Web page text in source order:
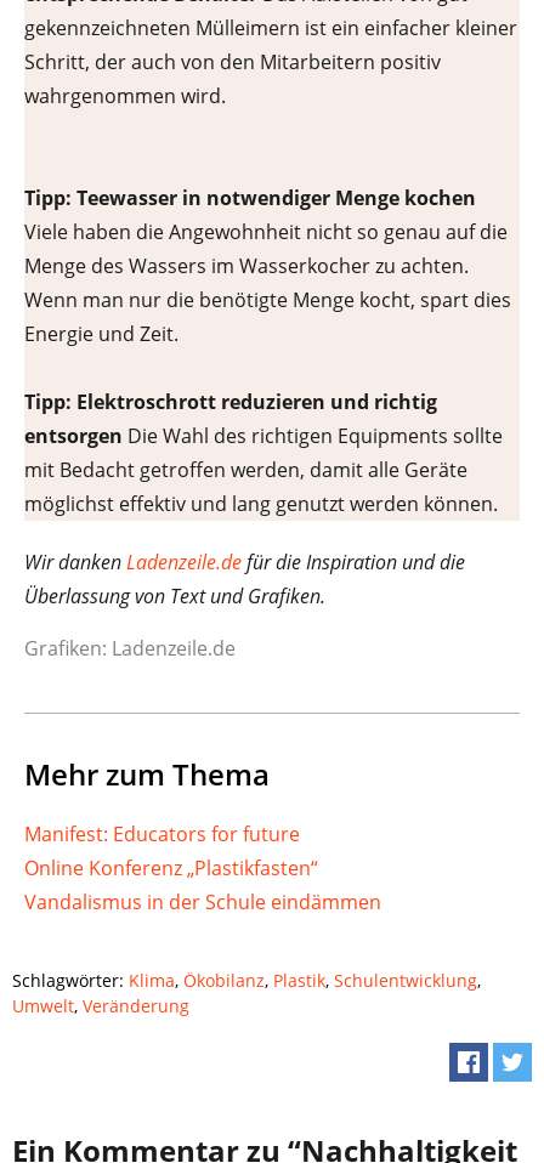
gekennzeichneten Mülleimern ist ein einfacher kleiner
Schritt, der auch von den Mitarbeitern positiv
wahrgenommen wird.
Tipp: Teewasser in notwendiger Menge kochen
Viele haben die Angewohnheit nicht so genau auf die
Menge des Wassers im Wasserkocher zu achten.
Wenn man nur die benötigte Menge kocht, spart dies
Energie und Zeit.
Tipp: Elektroschrott reduzieren und richtig
entsorgen Die Wahl des richtigen Equipments sollte
mit Bedacht getroffen werden, damit alle Geräte
möglichst effektiv und lang genutzt werden können.
Wir dankenLadenzeile.defür die Inspiration und die
Überlassung von Text und Grafiken.
Grafiken: Ladenzeile.de
Mehr zum Thema
Manifest: Educators for future
Online Konferenz „Plastikfasten“
Vandalismus in der Schule eindämmen
Schlagwörter: Klima, Ökobilanz, Plastik, Schulentwicklung,
Umwelt, Veränderung
Ein Kommentar zu “Nachhaltigkeit